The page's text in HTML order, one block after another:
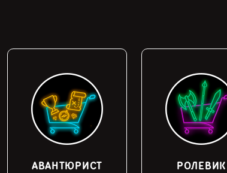
АВАНТЮРИСТ РОЛЕВИК